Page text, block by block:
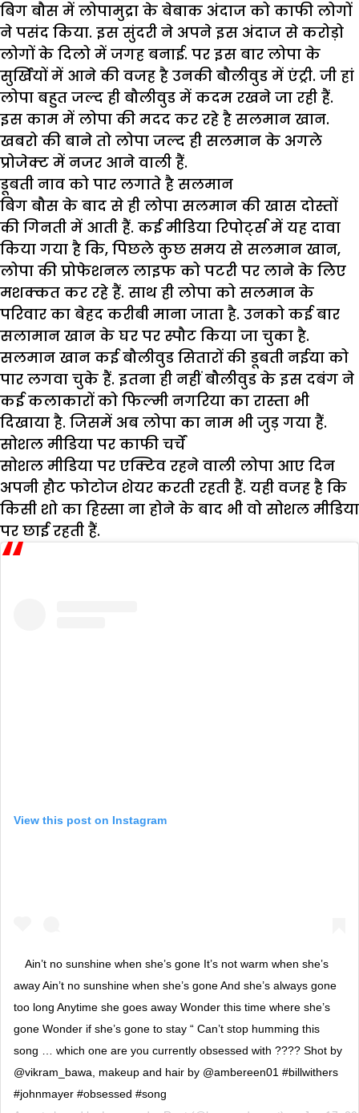
बिग बौस में लोपामुद्रा के बेबाक अंदाज को काफी लोगों
ने पसंद किया. इस सुंदरी ने अपने इस अंदाज से करोड़ो
लोगों के दिलो में जगह बनाई. पर इस बार लोपा के
सुर्खियों में आने की वजह है उनकी बौलीवुड में एंट्री. जी हां
लोपा बहुत जल्द ही बौलीवुड में कदम रखने जा रही हैं.
इस काम में लोपा की मदद कर रहे है सलमान खान.
खबरो की बाने तो लोपा जल्द ही सलमान के अगले
प्रोजेक्ट में नजर आने वाली हैं.
डूबती नाव को पार लगाते है सलमान
बिग बौस के बाद से ही लोपा सलमान की खास दोस्तों
की गिनती में आती हैं. कई मीडिया रिपोर्ट्स में यह दावा
किया गया है कि, पिछले कुछ समय से सलमान खान,
लोपा की प्रोफेशनल लाइफ को पटरी पर लाने के लिए
मशक्कत कर रहे हैं. साथ ही लोपा को सलमान के
परिवार का बेहद करीबी माना जाता है. उनको कई बार
सलामान खान के घर पर स्पौट किया जा चुका है.
सलमान खान कई बौलीवुड सितारों की डूबती नईया को
पार लगवा चुके हैं. इतना ही नहीं बौलीवुड के इस दबंग ने
कई कलाकारों को फिल्मी नगरिया का रास्ता भी
दिखाया है. जिसमें अब लोपा का नाम भी जुड़ गया हैं.
सोशल मीडिया पर काफी चर्चें
सोशल मीडिया पर एक्टिव रहने वाली लोपा आए दिन
अपनी हौट फोटोज शेयर करती रहती हैं. यही वजह है कि
किसी शो का हिस्सा ना होने के बाद भी वो सोशल मीडिया
पर छाई रहती हैं.
View this post on Instagram
Ain’t no sunshine when she’s gone It’s not warm when she’s
away Ain’t no sunshine when she’s gone And she’s always gone
too long Anytime she goes away Wonder this time where she’s
gone Wonder if she’s gone to stay “ Can’t stop humming this
song … which one are you currently obsessed with ???? Shot by
@vikram_bawa, makeup and hair by @ambereen01 #billwithers
#johnmayer #obsessed #song